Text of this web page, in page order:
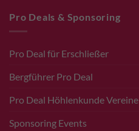
Pro Deals & Sponsoring
Pro Deal für Erschließer
Bergführer Pro Deal
Pro Deal Höhlenkunde Vereine
Sponsoring Events